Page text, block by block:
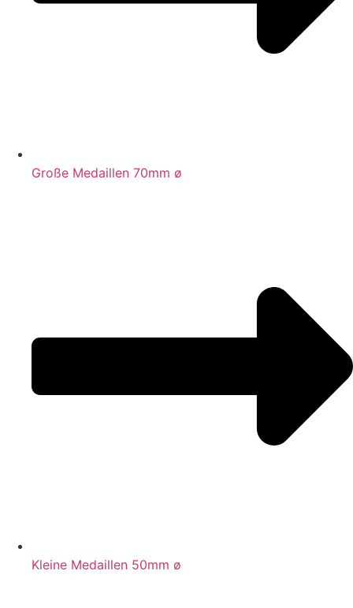
Große Medaillen 70mm ø
Kleine Medaillen 50mm ø